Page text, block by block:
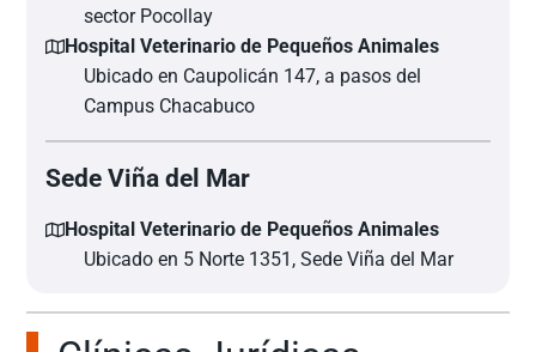
sector Pocollay
Hospital Veterinario de Pequeños Animales
Ubicado en Caupolicán 147, a pasos del
Campus Chacabuco
Sede Viña del Mar
Hospital Veterinario de Pequeños Animales
Ubicado en 5 Norte 1351, Sede Viña del Mar